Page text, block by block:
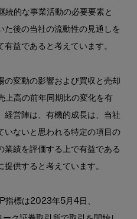
続的な事業活動の必要要素と
た後の当社の流動性の見通しを
益であると考えています。
の変動の影響および買収と売却
上高の前年同期比の変化を有
経営陣は、有機的成長は、当社
いないと思われる特定の項目の
業績を評価する上で有益である
供すると考えています。
指標は2023年5月4日、